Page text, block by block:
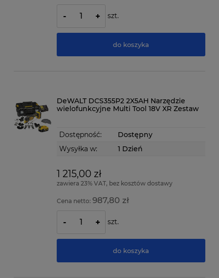
- + szt.
do koszyka
DeWALT DCS355P2 2X5AH Narzędzie
wielofunkcyjne Multi Tool 18V XR Zestaw
Dostępność:
Dostępny
Wysyłka w:
1 Dzień
1 215,00 zł
zawiera 23% VAT, bez kosztów dostawy
Cena netto:987,80 zł
- + szt.
do koszyka